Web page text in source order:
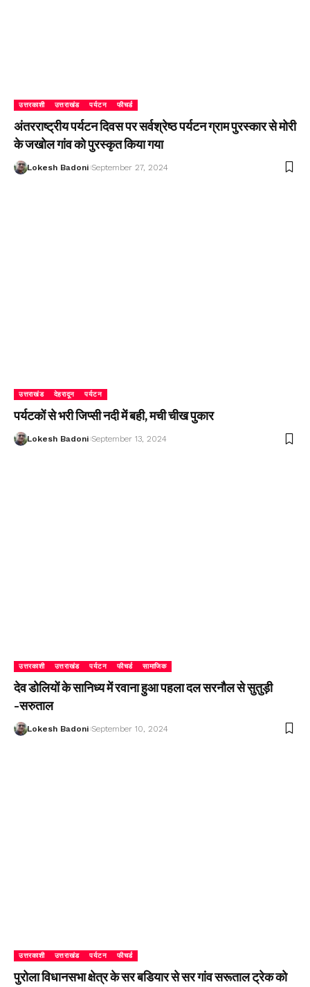
उत्तरकाशी उत्तराखंड पर्यटन फीचर्ड
अंतरराष्ट्रीय पर्यटन दिवस पर सर्वश्रेष्ठ पर्यटन ग्राम पुरस्कार से मोरी
के जखोल गांव को पुरस्कृत किया गया
Lokesh Badoni September 27, 2024
उत्तराखंड देहरादून पर्यटन
पर्यटकों से भरी जिप्सी नदी में बही, मची चीख पुकार
Lokesh Badoni September 13, 2024
उत्तरकाशी उत्तराखंड पर्यटन फीचर्ड सामाजिक
देव डोलियों के सानिध्य में रवाना हुआ पहला दल सरनौल से सुतुड़ी
-सरुताल
Lokesh Badoni September 10, 2024
उत्तरकाशी उत्तराखंड पर्यटन फीचर्ड
पुरोला विधानसभा क्षेत्र के सर बडियार से सर गांव सरूताल ट्रेक को